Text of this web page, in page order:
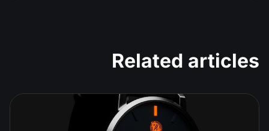
Related articles